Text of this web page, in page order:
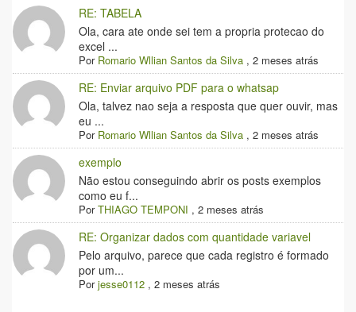
RE: TABELA
Ola, cara ate onde sei tem a propria protecao do
excel ...
Por Romario Wllian Santos da Silva ,2 meses atrás
RE: Enviar arquivo PDF para o whatsap
Ola, talvez nao seja a resposta que quer ouvir, mas
eu ...
Por Romario Wllian Santos da Silva ,2 meses atrás
exemplo
Não estou conseguindo abrir os posts exemplos
como eu f...
PorTHIAGO TEMPONI ,2 meses atrás
RE: Organizar dados com quantidade variavel
Pelo arquivo, parece que cada registro é formado
por um...
Porjesse0112 ,2 meses atrás